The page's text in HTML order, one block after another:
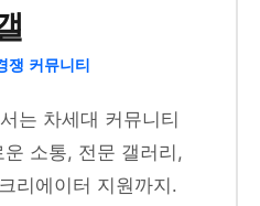
쟁 커뮤니티
는 차세대 커뮤니티
소통, 전문 갤러리,
리에이터 지원까지.